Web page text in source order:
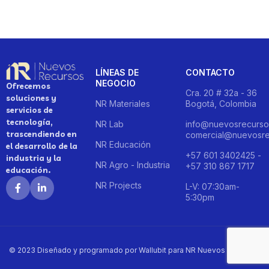
Ofrecemos
soluciones y
servicios de
tecnología,
trascendiendo en
el desarrollo de la
industria y la
educación.
LÍNEAS DE
NEGOCIO
NR Materiales
NR Lab
NR Educación
NR Agro - Industria
NR Projects
CONTACTO
Cra. 20 # 32a - 36
Bogotá, Colombia
+57 601 3402425 -
+57 310 867 1717
L-V: 07:30am-
5:30pm
© 2023 Diseñado y programado por Wallubit para NR Nuevos Recursos